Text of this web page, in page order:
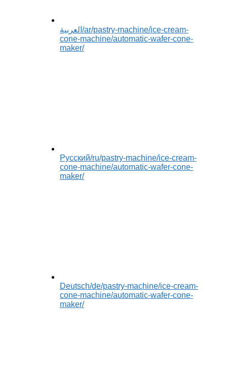
العربية /ar/pastry-machine/ice-cream-
cone-machine/automatic-wafer-cone-
maker/
Русский/ru/pastry-machine/ice-cream-
cone-machine/automatic-wafer-cone-
maker/
Deutsch/de/pastry-machine/ice-cream-
cone-machine/automatic-wafer-cone-
maker/